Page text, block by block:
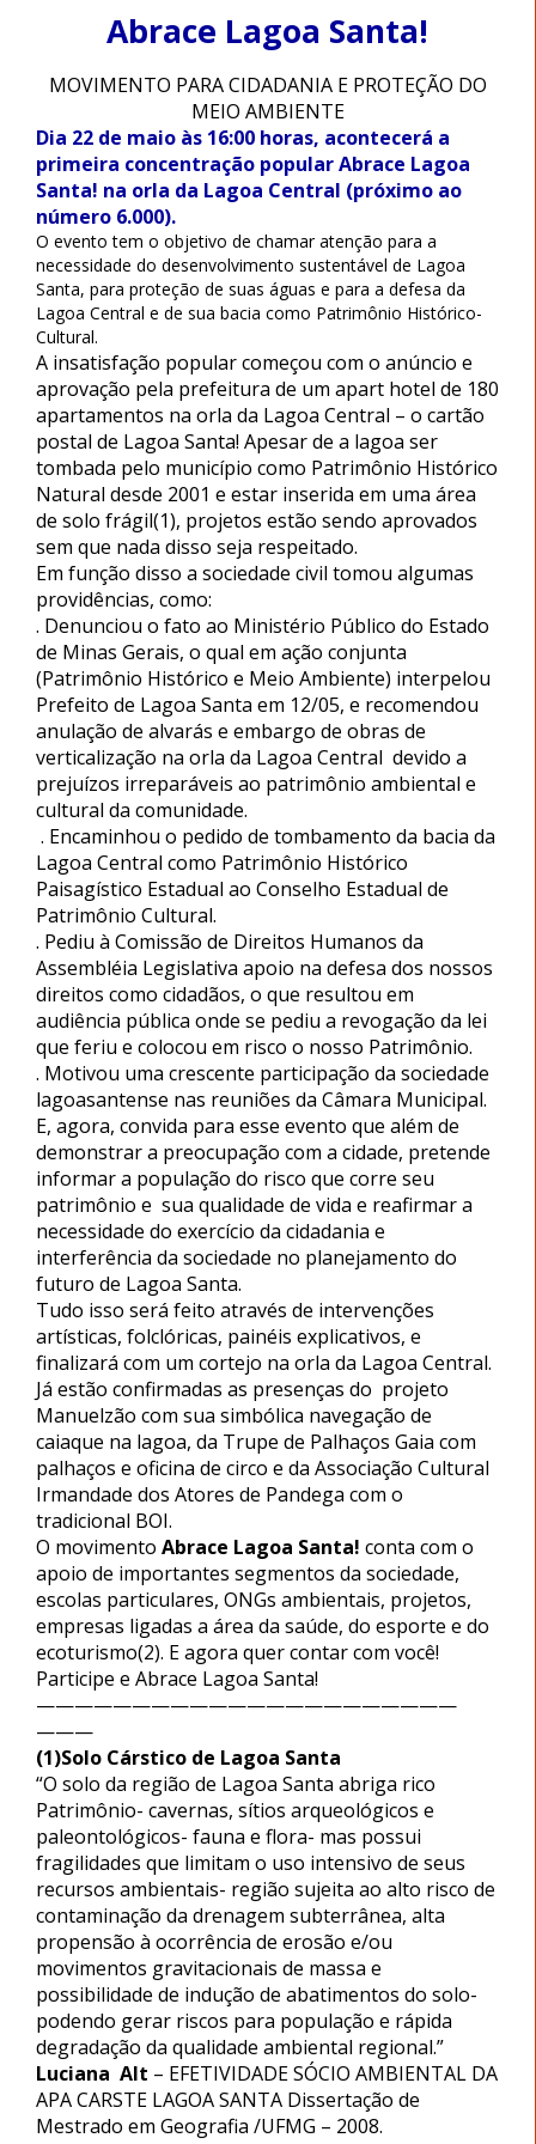
Abrace Lagoa Santa!
MOVIMENTO PARA CIDADANIA E PROTEÇÃO DO
MEIO AMBIENTE
Dia 22 de maio às 16:00 horas, acontecerá a
primeira concentração popular Abrace Lagoa
Santa! na orla da Lagoa Central (próximo ao
número 6.000).
O evento tem o objetivo de chamar atenção para a
necessidade do desenvolvimento sustentável de Lagoa
Santa, para proteção de suas águas e para a defesa da
Lagoa Central e de sua bacia como Patrimônio Histórico-
Cultural.
A insatisfação popular começou com o anúncio e
aprovação pela prefeitura de um apart hotel de 180
apartamentos na orla da Lagoa Central – o cartão
postal de Lagoa Santa! Apesar de a lagoa ser
tombada pelo município como Patrimônio Histórico
Natural desde 2001 e estar inserida em uma área
de solo frágil(1), projetos estão sendo aprovados
sem que nada disso seja respeitado.
Em função disso a sociedade civil tomou algumas
providências, como:
. Denunciou o fato ao Ministério Público do Estado
de Minas Gerais, o qual em ação conjunta
(Patrimônio Histórico e Meio Ambiente) interpelou
Prefeito de Lagoa Santa em 12/05, e recomendou
anulação de alvarás e embargo de obras de
verticalização na orla da Lagoa Central devido a
prejuízos irreparáveis ao patrimônio ambiental e
cultural da comunidade.
. Encaminhou o pedido de tombamento da bacia da
Lagoa Central como Patrimônio Histórico
Paisagístico Estadual ao Conselho Estadual de
Patrimônio Cultural.
. Pediu à Comissão de Direitos Humanos da
Assembléia Legislativa apoio na defesa dos nossos
direitos como cidadãos, o que resultou em
audiência pública onde se pediu a revogação da lei
que feriu e colocou em risco o nosso Patrimônio.
. Motivou uma crescente participação da sociedade
lagoasantense nas reuniões da Câmara Municipal.
E, agora, convida para esse evento que além de
demonstrar a preocupação com a cidade, pretende
informar a população do risco que corre seu
patrimônio e sua qualidade de vida e reafirmar a
necessidade do exercício da cidadania e
interferência da sociedade no planejamento do
futuro de Lagoa Santa.
Tudo isso será feito através de intervenções
artísticas, folclóricas, painéis explicativos, e
finalizará com um cortejo na orla da Lagoa Central.
Já estão confirmadas as presenças do projeto
Manuelzão com sua simbólica navegação de
caiaque na lagoa, da Trupe de Palhaços Gaia com
palhaços e oficina de circo e da Associação Cultural
Irmandade dos Atores de Pandega com o
tradicional BOI.
O movimento Abrace Lagoa Santa! conta com o
apoio de importantes segmentos da sociedade,
escolas particulares, ONGs ambientais, projetos,
empresas ligadas a área da saúde, do esporte e do
ecoturismo(2). E agora quer contar com você!
Participe e Abrace Lagoa Santa!
——————————————————————
———
(1)Solo Cárstico de Lagoa Santa
“O solo da região de Lagoa Santa abriga rico
Patrimônio- cavernas, sítios arqueológicos e
paleontológicos- fauna e flora- mas possui
fragilidades que limitam o uso intensivo de seus
recursos ambientais- região sujeita ao alto risco de
contaminação da drenagem subterrânea, alta
propensão à ocorrência de erosão e/ou
movimentos gravitacionais de massa e
possibilidade de indução de abatimentos do solo-
podendo gerar riscos para população e rápida
degradação da qualidade ambiental regional.”
Luciana Alt – EFETIVIDADE SÓCIO AMBIENTAL DA
APA CARSTE LAGOA SANTA Dissertação de
Mestrado em Geografia /UFMG – 2008.